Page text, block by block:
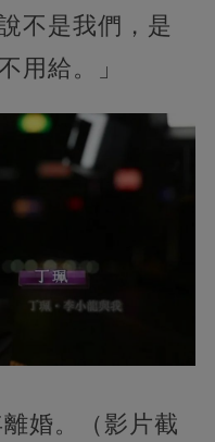
不是我們，是
用給。」
婚。（影片截